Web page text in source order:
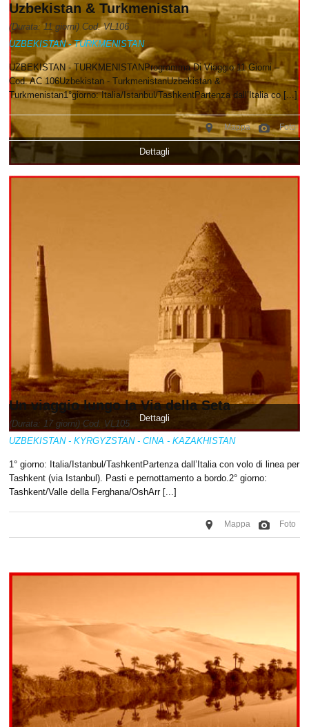
Dettagli
Uzbekistan & Turkmenistan
(Durata: 11 giorni) Cod. VL106
UZBEKISTAN - TURKMENISTAN
UZBEKISTAN - TURKMENISTANProgramma Di Viaggio 11 Giorni –
Cod. AC 106Uzbekistan - TurkmenistanUzbekistan &
Turkmenistan1°giorno: Italia/Istanbul/TashkentPartenza dall’Italia co [...]
Foto
Mappa
Dettagli
Un viaggio lungo la Via della Seta
(Durata: 17 giorni) Cod. VL105
UZBEKISTAN - KYRGYZSTAN - CINA - KAZAKHISTAN
1° giorno: Italia/Istanbul/TashkentPartenza dall’Italia con volo di linea per
Tashkent (via Istanbul). Pasti e pernottamento a bordo.2° giorno:
Tashkent/Valle della Ferghana/OshArr [...]
Foto
Mappa